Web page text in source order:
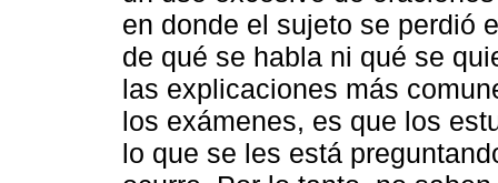
en donde el sujeto se perdió
de qué se habla ni qué se
las explicaciones más
los exámenes, es que los
lo que se les está